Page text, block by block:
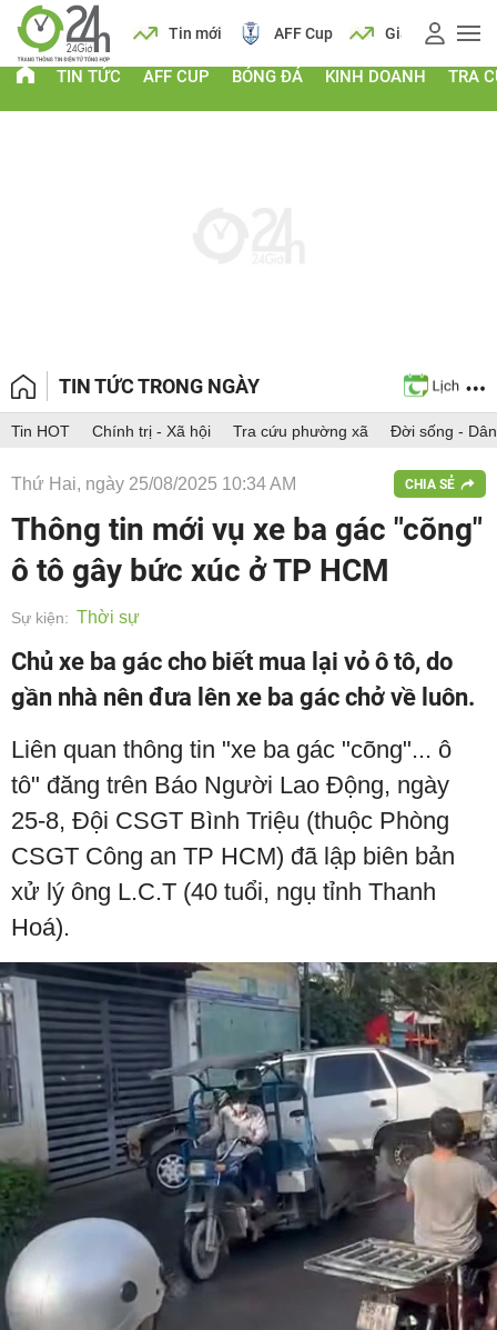
Lịch Tin mới AFF Cup Giá vàng
TIN TỨC AFF CUP BÓNG ĐÁ KINH DOANH TRA
TIN TỨC TRONG NGÀY
Tin HOT Chính trị - Xã hội Tra cứu phường xã Đời sống -
Thứ Hai, ngày 25/08/2025 10:34 AM CHIA SẺ
Thông tin mới vụ xe ba gác "cõng"
ô tô gây bức xúc ở TP HCM
Sự kiện: Thời sự
Chủ xe ba gác cho biết mua lại vỏ ô tô, do
gần nhà nên đưa lên xe ba gác chở về luôn.
Liên quan thông tin "xe ba gác "cõng"... ô
tô" đăng trên Báo Người Lao Động, ngày
25-8, Đội CSGT Bình Triệu (thuộc Phòng
CSGT Công an TP HCM) đã lập biên bản
xử lý ông L.C.T (40 tuổi, ngụ tỉnh Thanh
Hoá).